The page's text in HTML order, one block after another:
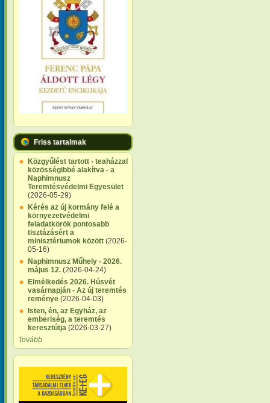
Friss tartalmak
Közgyűlést tartott - teaházzal
közösségibbé alakítva - a
Naphimnusz
Teremtésvédelmi Egyesület
(2026-05-29)
Kérés az új kormány felé a
környezetvédelmi
feladatkörök pontosabb
tisztázásért a
minisztériumok között (2026-
05-16)
Naphimnusz Műhely - 2026.
május 12. (2026-04-24)
Elmélkedés 2026. Húsvét
vasárnapján - Az új teremtés
reménye (2026-04-03)
Isten, én, az Egyház, az
emberiség, a teremtés
keresztútja (2026-03-27)
Tovább